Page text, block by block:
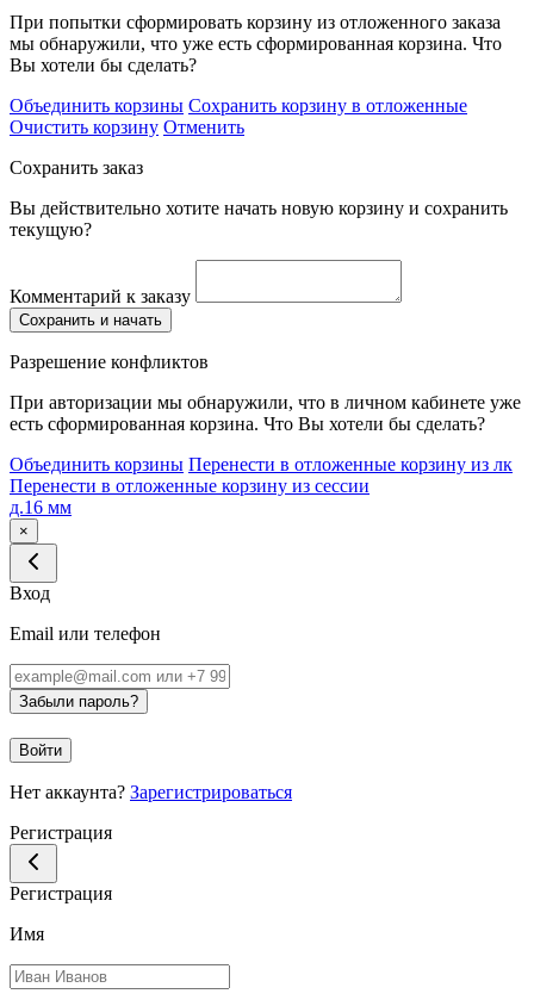
При попытки сформировать корзину из отложенного заказа
мы обнаружили, что уже есть сформированная корзина. Что
Вы хотели бы сделать?
Объединить корзины Сохранить корзину в отложенные
Очистить корзину Отменить
Сохранить заказ
Вы действительно хотите начать новую корзину и сохранить
текущую?
Комментарий к заказу
Сохранить и начать
Разрешение конфликтов
При авторизации мы обнаружили, что в личном кабинете уже
есть сформированная корзина. Что Вы хотели бы сделать?
Объединить корзины Перенести в отложенные корзину из лк
Перенести в отложенные корзину из сессии
д.16 мм
×
Вход
Email или телефон
Забыли пароль?
Войти
Нет аккаунта? Зарегистрироваться
Регистрация
Регистрация
Имя